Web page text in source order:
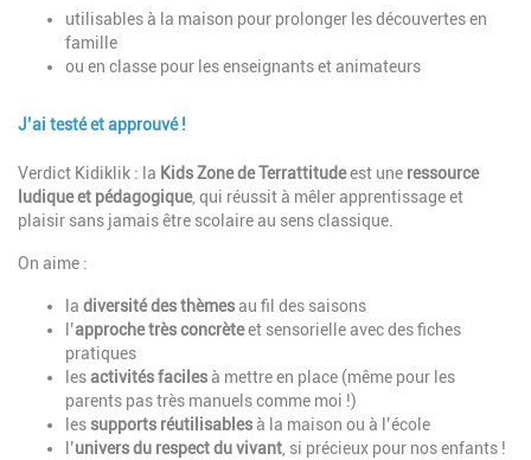
utilisables à la maison pour prolonger les découvertes en
famille
ou en classe pour les enseignants et animateurs
J’ai testé et approuvé !
Description
Verdict Kidiklik : la Kids Zone de Terrattitudeest une ressource
ludique et pédagogique, qui réussit à mêler apprentissage et
plaisir sans jamais être scolaire au sens classique.
On aime :
la diversité des thèmesau fil des saisons
l’approche très concrèteet sensorielle avec des fiches
pratiques
lesactivités facilesà mettre en place (même pour les
parents pas très manuels comme moi !)
lessupports réutilisablesà la maison ou à l’école
l’univers du respect du vivant , si précieux pour nos enfants !